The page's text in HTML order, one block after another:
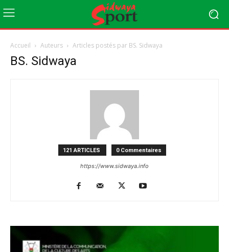
Accueil Auteurs Articles postés par BS. Sidwaya
BS. Sidwaya
121 ARTICLES 0 Commentaires
https://www.sidwaya.info